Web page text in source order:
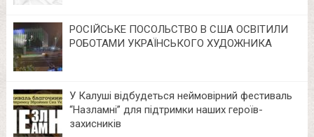
РОСІЙСЬКЕ ПОСОЛЬСТВО В США ОСВІТИЛИ
РОБОТАМИ УКРАЇНСЬКОГО ХУДОЖНИКА
У Калуші відбудеться неймовірний фестиваль
“Назламні” для підтримки наших героїв-
захисників